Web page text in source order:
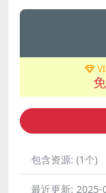
包含资源: (1个)
最近更新: 2025-